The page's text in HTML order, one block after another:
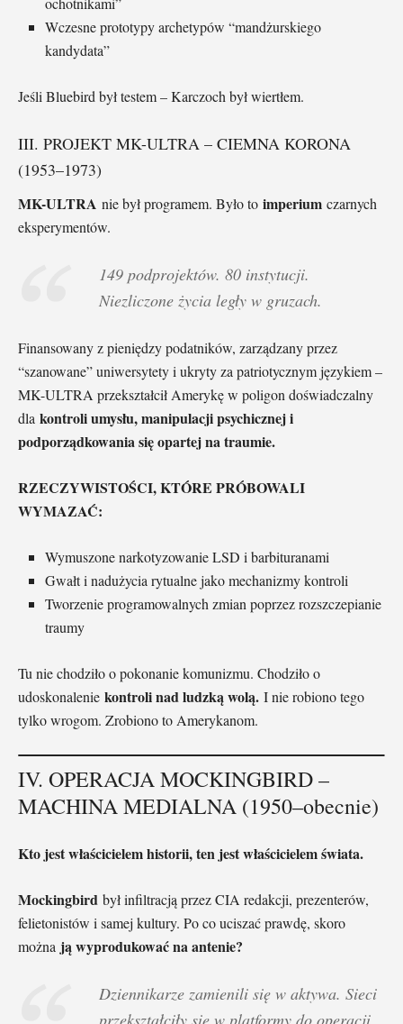
Wczesne prototypy archetypów “mandżurskiego
kandydata”
Jeśli Bluebird był testem – Karczoch był wiertłem.
III. PROJEKT MK-ULTRA – CIEMNA KORONA
(1953–1973)
MK-ULTRA nie był programem. Było to imperium czarnych
eksperymentów.
149 podprojektów. 80 instytucji.
Niezliczone życia legły w gruzach.
Finansowany z pieniędzy podatników, zarządzany przez
“szanowane” uniwersytety i ukryty za patriotycznym językiem –
MK-ULTRA przekształcił Amerykę w poligon doświadczalny
dla kontroli umysłu, manipulacji psychicznej i
podporządkowania się opartej na traumie.
RZECZYWISTOŚCI, KTÓRE PRÓBOWALI
WYMAZAĆ:
Wymuszone narkotyzowanie LSD i barbituranami
Gwałt i nadużycia rytualne jako mechanizmy kontroli
Tworzenie programowalnych zmian poprzez rozszczepianie
traumy
Tu nie chodziło o pokonanie komunizmu. Chodziło o
udoskonalenie kontroli nad ludzką wolą. I nie robiono tego
tylko wrogom. Zrobiono to Amerykanom.
IV. OPERACJA MOCKINGBIRD –
MACHINA MEDIALNA (1950–obecnie)
Kto jest właścicielem historii, ten jest właścicielem świata.
Mockingbird był infiltracją przez CIA redakcji, prezenterów,
felietonistów i samej kultury. Po co uciszać prawdę, skoro
można ją wyprodukować na antenie?
Dziennikarze zamienili się w aktywa. Sieci
przekształciły się w platformy do operacji